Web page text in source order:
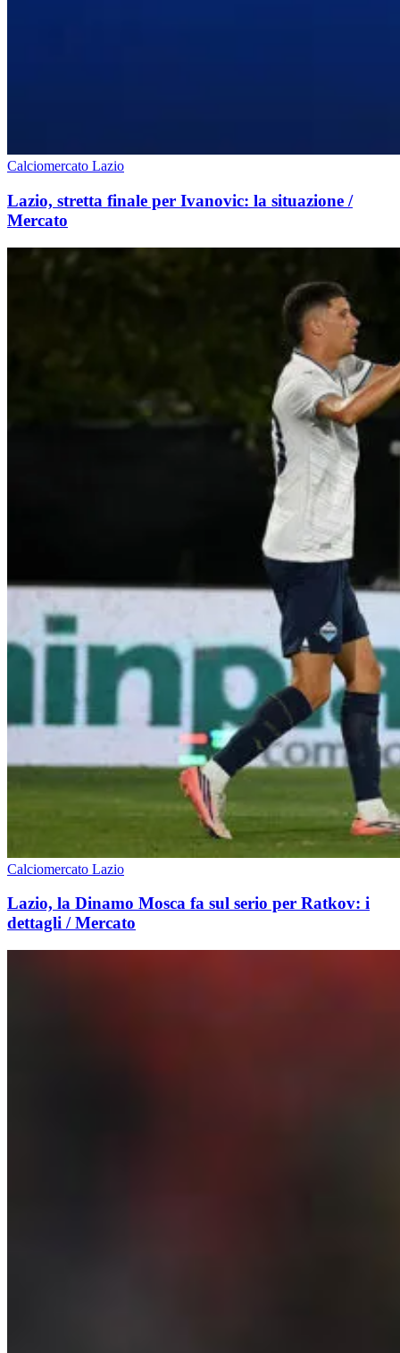
Calciomercato Lazio
Lazio, stretta finale per Ivanovic: la situazione /
Mercato
Calciomercato Lazio
Lazio, la Dinamo Mosca fa sul serio per Ratkov: i
dettagli / Mercato